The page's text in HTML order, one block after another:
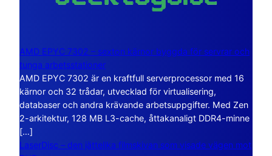
AMD EPYC 7302 – sexton kärnor byggda för servrar och
tunga arbetsstationer
AMD EPYC 7302 är en kraftfull serverprocessor med 16
kärnor och 32 trådar, utvecklad för virtualisering,
databaser och andra krävande arbetsuppgifter. Med Zen
2-arkitektur, 128 MB L3-cache, åttakanaligt DDR4-minne
[…]
LaserDisc – den jättelika filmskivan som visade vägen mot